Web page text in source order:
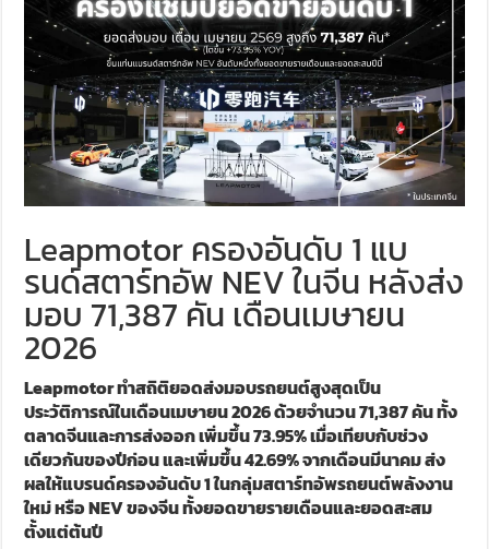
Leapmotor ครองอันดับ 1 แบ
รนด์สตาร์ทอัพ NEV ในจีน หลังส่ง
มอบ 71,387 คัน เดือนเมษายน
2026
Leapmotor ทำสถิติยอดส่งมอบรถยนต์สูงสุดเป็น
ประวัติการณ์ในเดือนเมษายน 2026 ด้วยจำนวน 71,387 คัน ทั้ง
ตลาดจีนและการส่งออก เพิ่มขึ้น 73.95% เมื่อเทียบกับช่วง
เดียวกันของปีก่อน และเพิ่มขึ้น 42.69% จากเดือนมีนาคม ส่ง
ผลให้แบรนด์ครองอันดับ 1 ในกลุ่มสตาร์ทอัพรถยนต์พลังงาน
ใหม่ หรือ NEV ของจีน ทั้งยอดขายรายเดือนและยอดสะสม
ตั้งแต่ต้นปี